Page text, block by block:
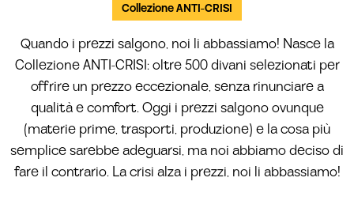
Collezione ANTI-CRISI
Quando i prezzi salgono, noi li abbassiamo! Nasce la
Collezione ANTI-CRISI: oltre 500 divani selezionati per
offrire un prezzo eccezionale, senza rinunciare a
qualità e comfort. Oggi i prezzi salgono ovunque
(materie prime, trasporti, produzione) e la cosa più
semplice sarebbe adeguarsi, ma noi abbiamo deciso di
fare il contrario. La crisi alza i prezzi, noi li abbassiamo!